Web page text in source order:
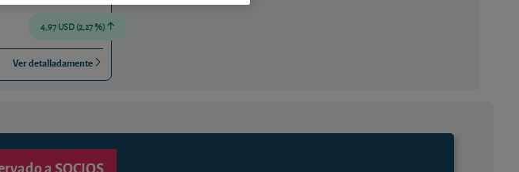
4,97 USD (2,27 %)
Ver detalladamente
a SOCIOS